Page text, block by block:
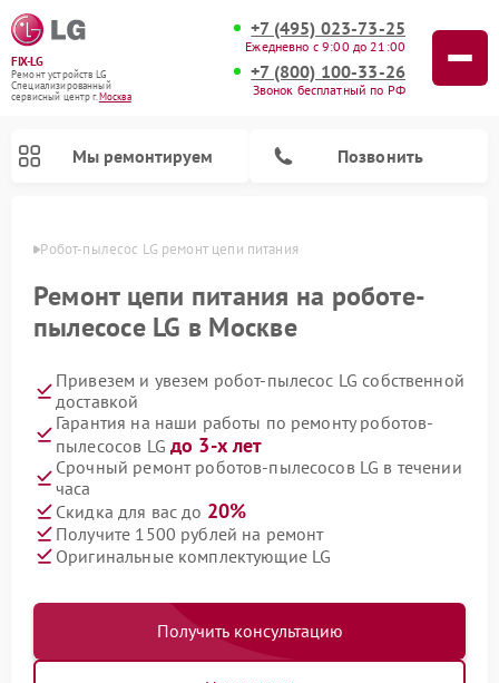
FIX-LG
Ремонт устройств LG
Специализированный
cервисный центр г.Москва
+7 (495) 023-73-25
Ежедневно с 9:00 до 21:00
+7 (800) 100-33-26
Звонок бесплатный по РФ
Мы ремонтируем Позвонить
Робот-пылесос LG ремонт цепи питания
Ремонт цепи питания на роботе-
пылесосе LG в Москве
Привезем и увезем робот-пылесос LG собственной
доставкой
Гарантия на наши работы по ремонту роботов-
пылесосов LG до 3-х лет
Срочный ремонт роботов-пылесосов LG в течении
часа
Скидка для вас до 20%
Получите 1500 рублей на ремонт
Оригинальные комплектующие LG
Получить консультацию